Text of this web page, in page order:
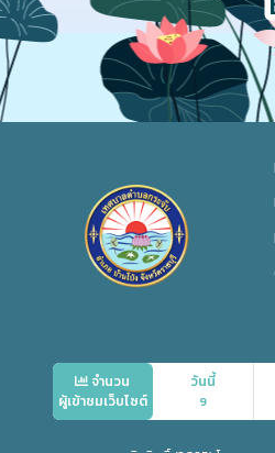
จำนวน
ผู้เข้าชมเว็บไซต์
วันนี้
9